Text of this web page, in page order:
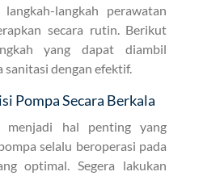
langkah perawatan
secara rutin. Berikut
yang dapat diambil
dengan efektif.
Pompa Secara Berkala
menjadi hal penting yang
selalu beroperasi pada
optimal. Segera lakukan